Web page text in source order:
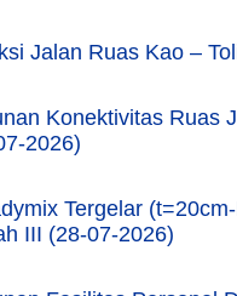
Jalan Ruas Kao –
Konektivitas Ruas
2026)
Tergelar
III (28-07-2026)